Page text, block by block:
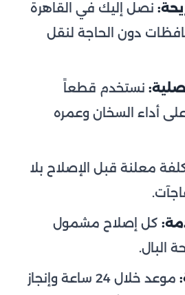
نصل إليك في القاهرة
دون الحاجة لنقل
نستخدم قطعاً
أداء السخان وعمره
معلنة قبل الإصلاح بلا
كل إصلاح مشمول
البال.
موعد خلال 24 ساعة وإنجاز